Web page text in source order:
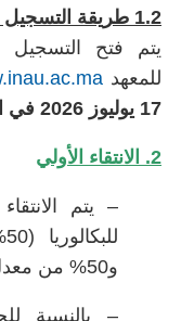
1.2 طريقة التسجيل القبلي في المباراة:
يتم فتح التسجيل
للمعهد
17 يوليوز 2026 في الساعة 16:00.
2. الانتقاء الأولي
– يتم
و50% من معدل الامتحان الوطني).
– بالنسبة